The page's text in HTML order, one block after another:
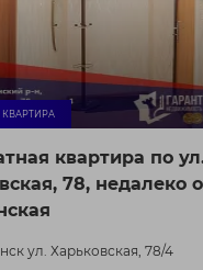
КВАРТИРА
квартира по
78, недалеко
ул. Харьковская, 78/4